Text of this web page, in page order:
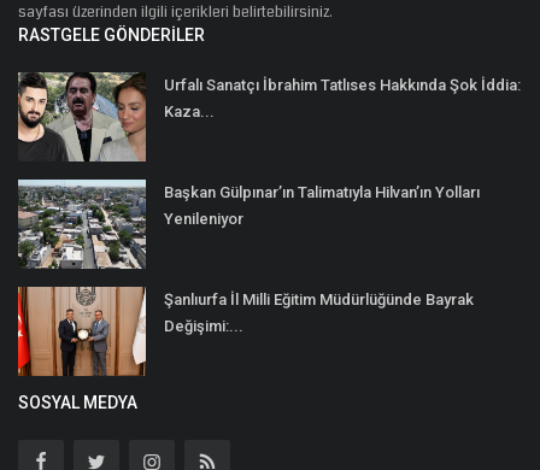
sayfası üzerinden ilgili içerikleri belirtebilirsiniz.
RASTGELE GÖNDERILER
Urfalı Sanatçı İbrahim Tatlıses Hakkında Şok İddia:
Kaza...
Başkan Gülpınar’ın Talimatıyla Hilvan’ın Yolları
Yenileniyor
Şanlıurfa İl Milli Eğitim Müdürlüğünde Bayrak
Değişimi:...
SOSYAL MEDYA